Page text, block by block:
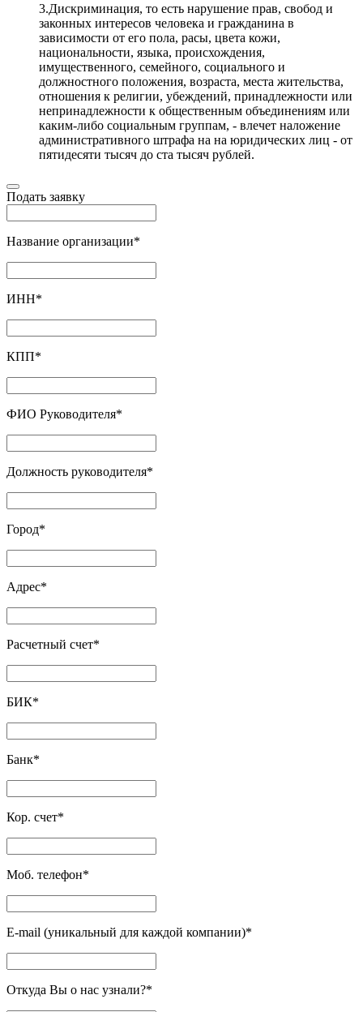
3.Дискриминация, то есть нарушение прав, свобод и
законных интересов человека и гражданина в
зависимости от его пола, расы, цвета кожи,
национальности, языка, происхождения,
имущественного, семейного, социального и
должностного положения, возраста, места жительства,
отношения к религии, убеждений, принадлежности или
непринадлежности к общественным объединениям или
каким-либо социальным группам, - влечет наложение
административного штрафа на на юридических лиц - от
пятидесяти тысяч до ста тысяч рублей.
Подать заявку
Название организации*
ИНН*
КПП*
ФИО Руководителя*
Должность руководителя*
Город*
Адрес*
Расчетный счет*
БИК*
Банк*
Кор. счет*
Моб. телефон*
E-mail (уникальный для каждой компании)*
Откуда Вы о нас узнали?*